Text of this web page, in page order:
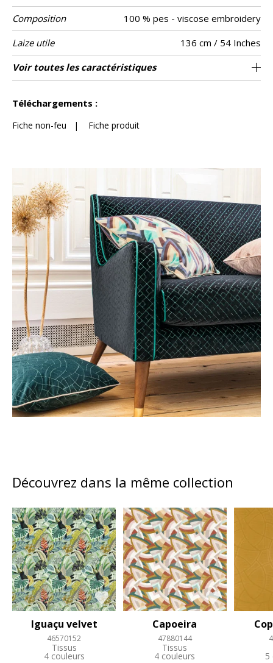
Composition
100 % pes - viscose embroidery
Laize utile
136 cm / 54 Inches
Rétrécissement
<1%
Raccord Raccord droit
Test
Martindale
100000
Usage
martindale
Siège à usage intensif : >40,000 cycles
(Martindale) et/ou >30,000 doubles rubs
Wyzenbeek 100000
Sens De large
Poids g/m² 515
Usage
Entretien
Pays d'origine Inde
Rapport
Horizontal
8 cm / 3 Inches
Rapport
Vertical
8 cm / 3 Inches
Voir toutes les caractéristiques
Téléchargements :
Fiche non-feu | Fiche produit
Découvrez dans la même collection
Iguaçu velvet
46570152
Tissus
4 couleurs
Capoeira
47880144
Tissus
4 couleurs 5